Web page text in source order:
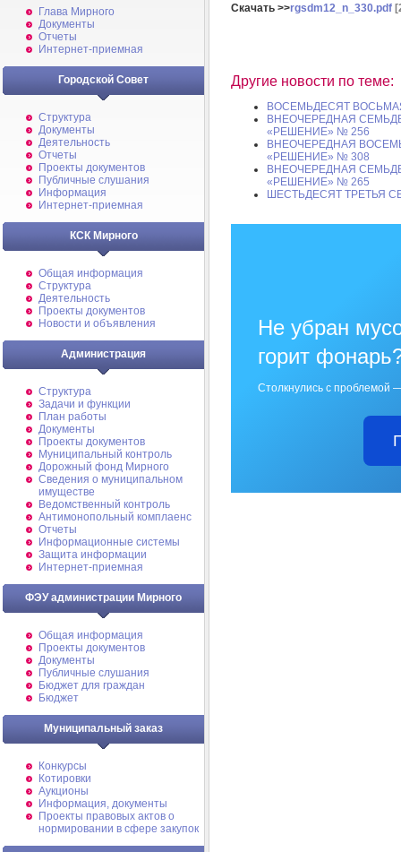
Глава Мирного
Документы
Отчеты
Интернет-приемная
Городской Совет
Структура
Документы
Деятельность
Отчеты
Проекты документов
Публичные слушания
Информация
Интернет-приемная
КСК Мирного
Общая информация
Структура
Деятельность
Проекты документов
Новости и объявления
Администрация
Структура
Задачи и функции
План работы
Документы
Проекты документов
Муниципальный контроль
Дорожный фонд Мирного
Cведения о муниципальном
имуществе
Ведомственный контроль
Антимонопольный комплаенс
Отчеты
Информационные системы
Защита информации
Интернет-приемная
ФЭУ администрации Мирного
Общая информация
Проекты документов
Документы
Публичные слушания
Бюджет для граждан
Бюджет
Муниципальный заказ
Конкурсы
Котировки
Аукционы
Информация, документы
Проекты правовых актов о
нормировании в сфере закупок
Скачать >>rgsdm12_n_330.pdf
Другие новости по теме:
ВОСЕМЬДЕСЯТ
ВНЕОЧЕРЕДНАЯ
«РЕШЕНИЕ» № 256
ВНЕОЧЕРЕДНАЯ
«РЕШЕНИЕ» № 308
ВНЕОЧЕРЕДНАЯ
«РЕШЕНИЕ» № 265
ШЕСТЬДЕСЯТ ТРЕТЬЯ
Не убран
горит
Столкнулись с проблемой